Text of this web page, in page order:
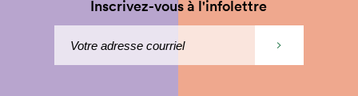
Inscrivez-vous à l'infolettre